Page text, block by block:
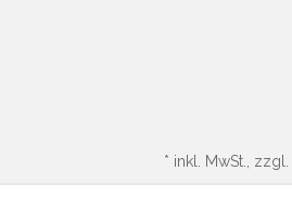
* inkl. MwSt., zzgl.